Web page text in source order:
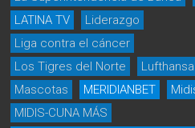
LATINA TV
Liderazgo
Liga contra el cáncer
Los Tigres del Norte
Lufthansa
Mascotas
MERIDIANBET
MIDIS-CUNA MÁS